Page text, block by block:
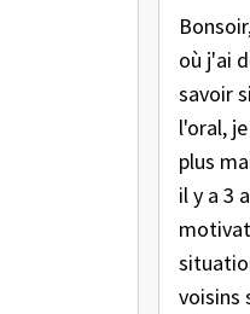
où j'ai
savoir
l'oral,
plus
il y a 3
voisins